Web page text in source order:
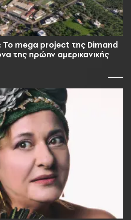
To mega project της Dimand
της πρώην αμερικανικής